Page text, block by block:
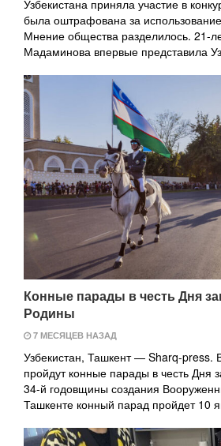
Узбекистана приняла участие в
была оштрафована за
Мнение общества разделилось. 21-
Мадаминова впервые представила
Конные парады в честь Дня
Родины
7 МЕСЯЦЕВ НАЗАД
Узбекистан, Ташкент — Sharq-press.
пройдут конные парады в честь Дня
34-й годовщины создания
Ташкенте конный парад пройдет 10